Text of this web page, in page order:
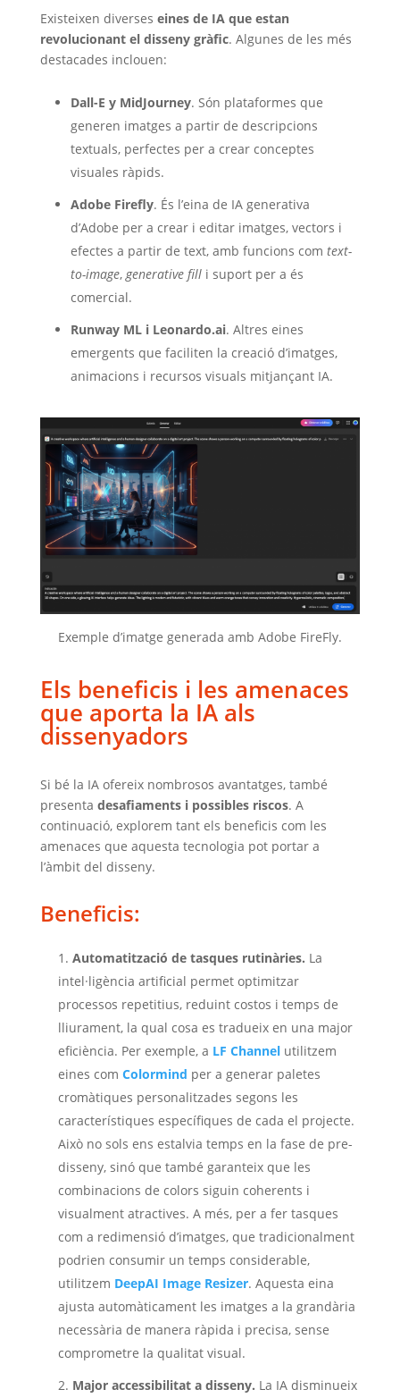
Existeixen diverses eines de IA que estan
revolucionant el disseny gràfic. Algunes de les més
destacades inclouen:
Dall-E y MidJourney. Són plataformes que
generen imatges a partir de descripcions
textuals, perfectes per a crear conceptes
visuales ràpids.
Adobe Firefly. És l’eina de IA generativa
d’Adobe per a crear i editar imatges, vectors i
efectes a partir de text, amb funcions com text-
to-image,generative filli suport per a és
comercial.
Runway ML i Leonardo.ai. Altres eines
emergents que faciliten la creació d’imatges,
animacions i recursos visuals mitjançant IA.
Exemple d’imatge generada amb Adobe FireFly.
Els beneficis i les amenaces
que aporta la IA als
dissenyadors
Si bé la IA ofereix nombrosos avantatges, també
presenta desafiaments i possibles riscos. A
continuació, explorem tant els beneficis com les
amenaces que aquesta tecnologia pot portar a
l’àmbit del disseny.
Beneficis:
Automatització de tasques rutinàries. La
intel·ligència artificial permet optimitzar
processos repetitius, reduint costos i temps de
lliurament, la qual cosa es tradueix en una major
eficiència. Per exemple, a LF Channelutilitzem
eines com Colormind per a generar paletes
cromàtiques personalitzades segons les
característiques específiques de cada el projecte.
Això no sols ens estalvia temps en la fase de pre-
disseny, sinó que també garanteix que les
combinacions de colors siguin coherents i
visualment atractives. A més, per a fer tasques
com a redimensió d’imatges, que tradicionalment
podrien consumir un temps considerable,
utilitzem DeepAI Image Resizer. Aquesta eina
ajusta automàticament les imatges a la grandària
necessària de manera ràpida i precisa, sense
comprometre la qualitat visual.
Major accessibilitat a disseny. La IA disminueix